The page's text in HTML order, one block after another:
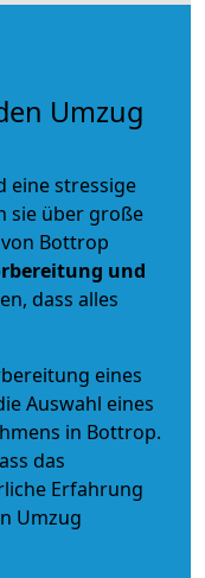
Umzug
eine stressige
sie über große
Bottrop
und
dass alles
eines
Auswahl eines
in Bottrop.
das
Erfahrung
Umzug